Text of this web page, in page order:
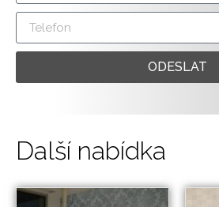
ODESLAT
Další nabídka